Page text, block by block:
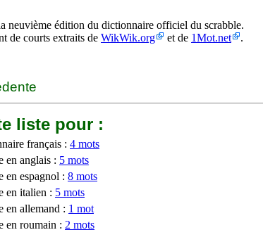
neuvième édition du dictionnaire officiel du scrabble.
de courts extraits de WikWik.org et de 1Mot.net .
liste pour :
français : 4 mots
en anglais : 5 mots
en espagnol : 8 mots
en italien : 5 mots
en allemand : 1 mot
en roumain : 2 mots